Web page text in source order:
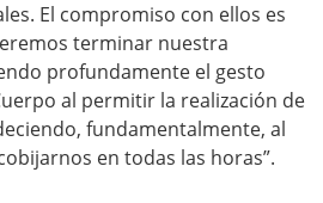
El compromiso con ellos es
terminar nuestra
profundamente el gesto
al permitir la realización de
fundamentalmente, al
en todas las horas”.